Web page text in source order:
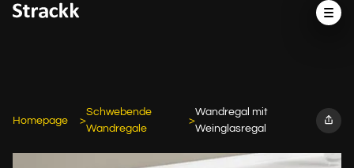
Homepage
Schwebende
Wandregale
Wandregal mit
Weinglasregal